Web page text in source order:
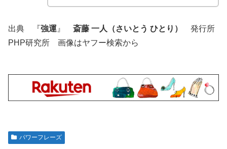
出典 『強運 』斎藤 一人（さいとう ひとり）
発行所
PHP研究所 画像はヤフー検索から
パワーフレーズ